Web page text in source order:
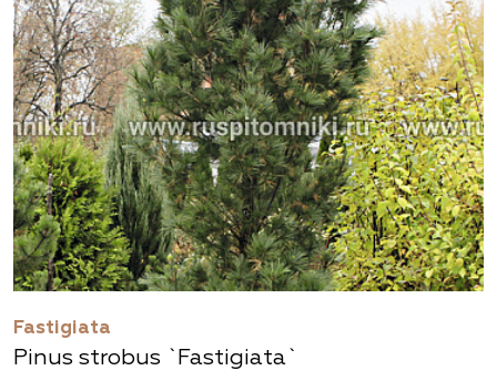
Fastigiata
Pinus strobus `Fastigiata`